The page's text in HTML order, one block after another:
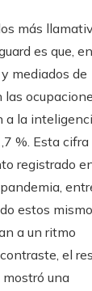
más
es que,
mediados de
a la
%. Esta cifra
registrado
estos
a un ritmo
el
una